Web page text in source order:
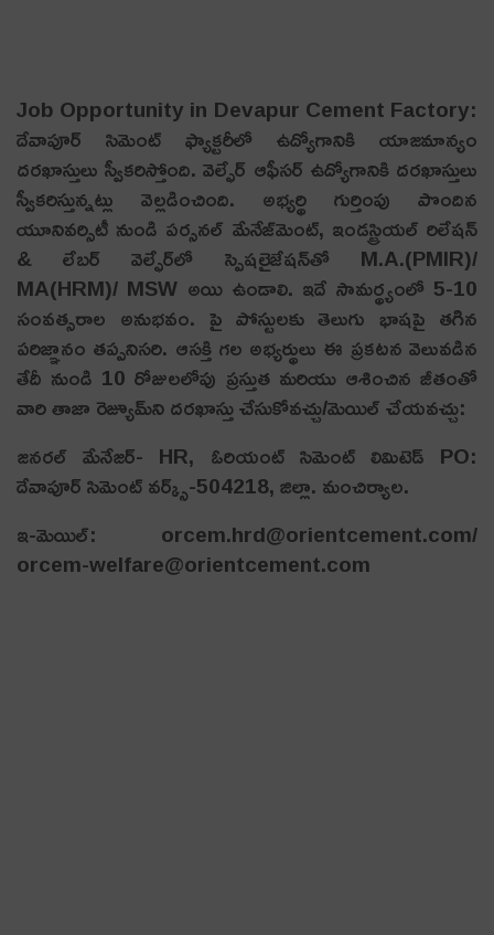
Job Opportunity in Devapur Cement Factory:
దేవాపూర్ సిమెంట్ ఫ్యాక్టరీలో ఉద్యోగానికి యాజమాన్యం
దరఖాస్తులు స్వీకరిస్తోంది. వెల్ఫేర్ ఆఫీసర్ ఉద్యోగానికి దరఖాస్తులు
స్వీకరిస్తున్నట్లు వెల్లడించింది. అభ్యర్థి గుర్తింపు పొందిన
యూనివర్సిటీ నుండి పర్సనల్ మేనేజ్‌మెంట్, ఇండస్ట్రియల్ రిలేషన్
& లేబర్ వెల్ఫేర్‌లో స్పెషలైజేషన్‌తో M.A.(PMIR)/
MA(HRM)/ MSW అయి ఉండాలి. ఇదే సామర్థ్యంలో 5-10
సంవత్సరాల అనుభవం. పై పోస్టులకు తెలుగు భాషపై తగిన
పరిజ్ఞానం తప్పనిసరి. ఆసక్తి గల అభ్యర్థులు ఈ ప్రకటన వెలువడిన
తేదీ నుండి 10 రోజులలోపు ప్రస్తుత మరియు ఆశించిన జీతంతో
వారి తాజా రెజ్యూమ్‌ని దరఖాస్తు చేసుకోవచ్చు/మెయిల్ చేయవచ్చు:
జనరల్ మేనేజర్- HR, ఓరియంట్ సిమెంట్ లిమిటెడ్ PO:
దేవాపూర్ సిమెంట్ వర్క్స్-504218, జిల్లా. మంచిర్యాల.
ఇ-మెయిల్: orcem.hrd@orientcement.com/
orcem-welfare@orientcement.com